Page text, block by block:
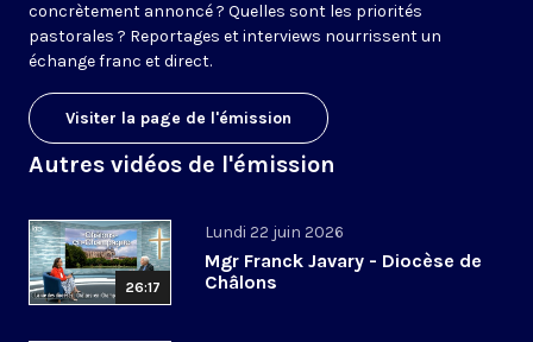
concrètement annoncé ? Quelles sont les priorités
pastorales ? Reportages et interviews nourrissent un
échange franc et direct.
Visiter la page de l'émission
Autres vidéos de l'émission
26:17
Lundi 22 juin 2026
Mgr Franck Javary - Diocèse de
Châlons